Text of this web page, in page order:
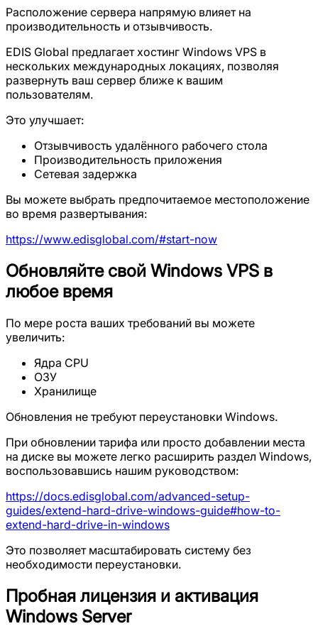
Расположение сервера напрямую влияет на
производительность и отзывчивость.
EDIS Global предлагает хостинг Windows VPS в
нескольких международных локациях, позволяя
развернуть ваш сервер ближе к вашим
пользователям.
Это улучшает:
Отзывчивость удалённого рабочего стола
Производительность приложения
Сетевая задержка
Вы можете выбрать предпочитаемое местоположение
во время развертывания:
https://www.edisglobal.com/#start-now
Обновляйте свой Windows VPS в
любое время
По мере роста ваших требований вы можете
увеличить:
Ядра CPU
ОЗУ
Хранилище
Обновления не требуют переустановки Windows.
При обновлении тарифа или просто добавлении места
на диске вы можете легко расширить раздел Windows,
воспользовавшись нашим руководством:
https://docs.edisglobal.com/advanced-setup-
guides/extend-hard-drive-windows-guide#how-to-
extend-hard-drive-in-windows
Это позволяет масштабировать систему без
необходимости переустановки.
Пробная лицензия и активация
Windows Server